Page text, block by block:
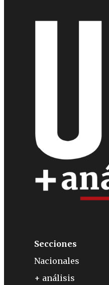
Secciones
Nacionales
+ análisis